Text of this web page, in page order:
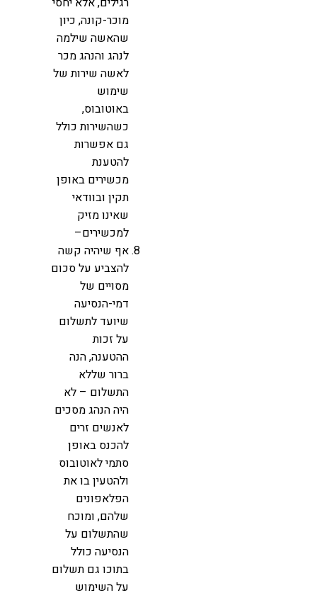
מוכר-קונה, כיון
שהאשה שילמה
לנהג והנהג מכר
לאשה שירות של
שימוש
באוטובוס,
כשהשירות כולל
גם אפשרות
להטענת
מכשירים באופן
תקין ובוודאי
שאינו מזיק
למכשירים–
אף שיהיה קשה
להצביע על סכום
מסויים של
דמי-הנסיעה
שיועד לתשלום
על זכות
ההטענה, הנה
ברור שללא
התשלום – לא
היה הנהג מסכים
לאנשים זרים
להכנס באופן
סתמי לאוטובוס
ולהטעין בו את
הפלאפונים
שלהם, ומוכח
שהתשלום על
הנסיעה כולל
בתוכו גם תשלום
על השימוש